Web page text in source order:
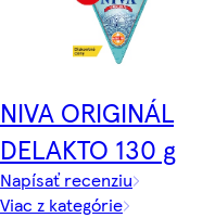
NIVA ORIGINÁL
DELAKTO 130 g
Napísať recenziu
Viac z kategórie